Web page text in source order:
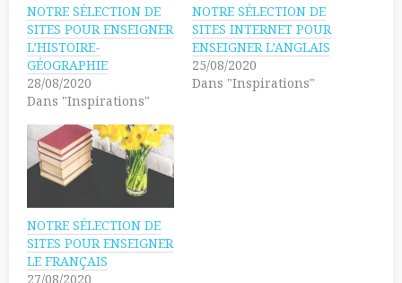
T
w
i
t
t
e
r
v
e
d
a
n
u
n
e
n
o
u
t
a
g
r
s
r
F
c
e
b
o
u
v
r
e
d
NOTRE SÉLECTION DE
SITES POUR ENSEIGNER
L’HISTOIRE-
GÉOGRAPHIE
28/08/2020
Dans "Inspirations"
NOTRE SÉLECTION DE
SITES INTERNET POUR
ENSEIGNER L’ANGLAIS
25/08/2020
Dans "Inspirations"
NOTRE SÉLECTION DE
SITES POUR ENSEIGNER
LE FRANÇAIS
27/08/2020